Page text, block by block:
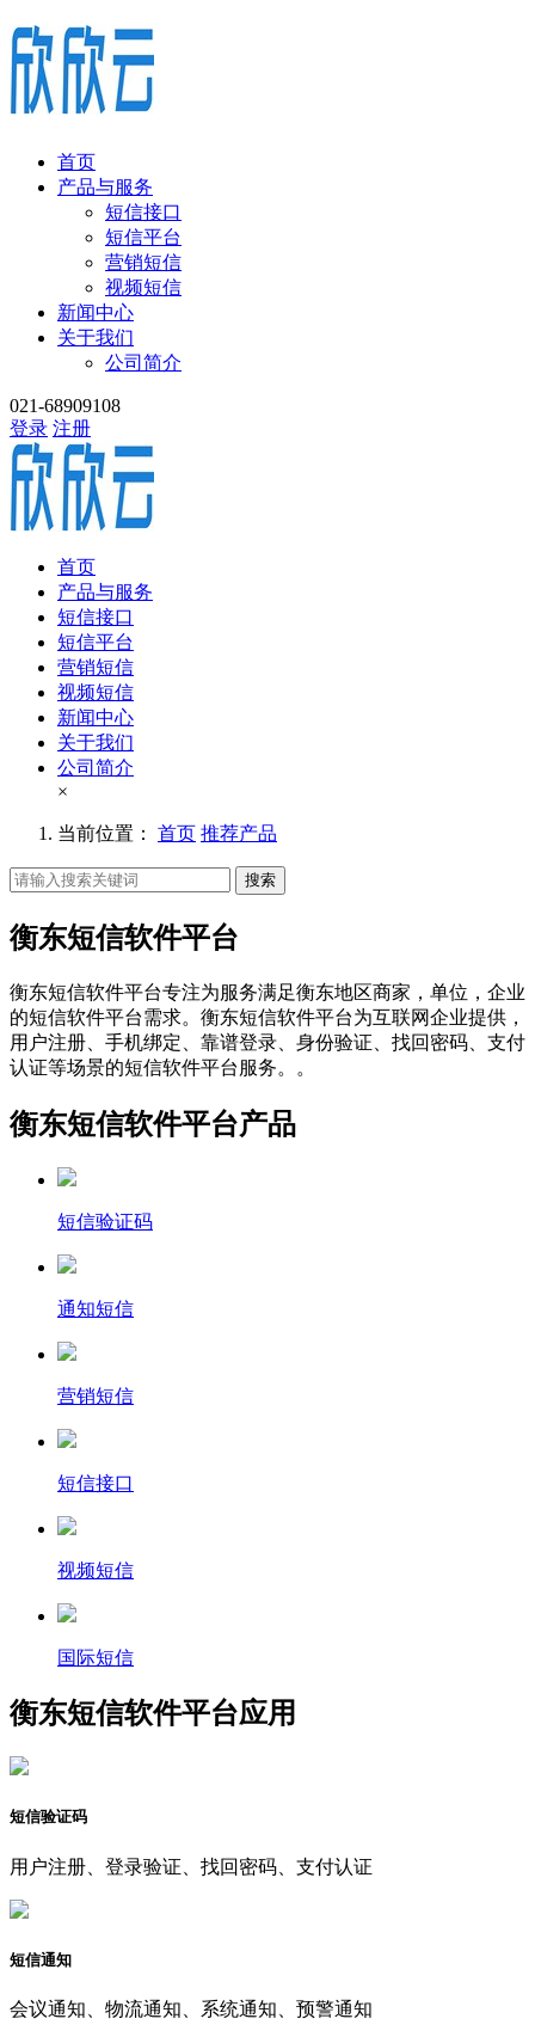
首页
产品与服务
短信接口
短信平台
营销短信
视频短信
新闻中心
关于我们
公司简介
021-68909108
登录 注册
首页
产品与服务
短信接口
短信平台
营销短信
视频短信
新闻中心
关于我们
公司简介
×
当前位置： 首页 推荐产品
搜索
衡东短信软件平台
衡东短信软件平台专注为服务满足衡东地区商家，单位，企业
的短信软件平台需求。衡东短信软件平台为互联网企业提供，
用户注册、手机绑定、靠谱登录、身份验证、找回密码、支付
认证等场景的短信软件平台服务。。
衡东短信软件平台产品
短信验证码
通知短信
营销短信
短信接口
视频短信
国际短信
衡东短信软件平台应用
短信验证码
用户注册、登录验证、找回密码、支付认证
短信通知
会议通知、物流通知、系统通知、预警通知